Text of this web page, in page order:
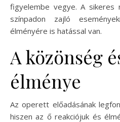
figyelembe vegye. A sikeres
színpadon zajló
élményére is hatással van.
A közönség
élménye
Az operett előadásának
hiszen az ő reakciójuk és